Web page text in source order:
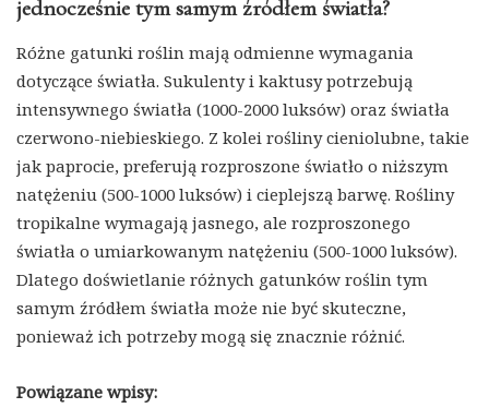
jednocześnie tym samym źródłem światła?
Różne gatunki roślin mają odmienne wymagania
dotyczące światła. Sukulenty i kaktusy potrzebują
intensywnego światła (1000-2000 luksów) oraz światła
czerwono-niebieskiego. Z kolei rośliny cieniolubne, takie
jak paprocie, preferują rozproszone światło o niższym
natężeniu (500-1000 luksów) i cieplejszą barwę. Rośliny
tropikalne wymagają jasnego, ale rozproszonego
światła o umiarkowanym natężeniu (500-1000 luksów).
Dlatego doświetlanie różnych gatunków roślin tym
samym źródłem światła może nie być skuteczne,
ponieważ ich potrzeby mogą się znacznie różnić.
Powiązane wpisy: